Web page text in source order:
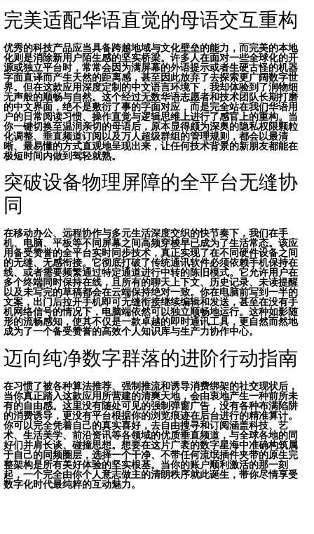
完美适配华语直觉的母语交互重构
优秀的科技产品应当具备跨越地域与文化壁垒的能力， 而完美的本地
化则是消除新用户陌生感的坚实桥梁。许多人在面对一些全球化的开
源或独立平台时，常常会因为满屏幕的外语提示或者生硬古怪的机器
字面直译而产生天然的距离感，甚至因此放弃了去探索更广阔数字世
界。但在这款应用深度定制的中文语言环境下，我却体验到了润物细
无声般的顺畅与自然。这个经过无数华语志愿者和技术团队长期打磨
的中文界面，绝不是敷衍了事的字面对应，而是完全站在我们华语用
户的日常阅读习惯、操作直觉与逻辑思维上进行了感官上的重构。当
你一键切换至温润亲切的母语后，原本显得颇为深奥的隐私权限颗粒
化调整、垂直频道订阅以及万人超级群组的管理规则，都会以最清
晰、最易懂的方式直观地呈现出来，让任何技术背景的新朋友都能在
极短时间内做到驾轻就熟。
突破设备物理屏障的全平台无缝协
同
在移动办公、远程协作与多元生活深度交织的快节奏下，我们在手
机、电脑、平板等不同屏幕之间高频穿梭早已成为了生活常态。该应
用备受赞誉的全平台实时同步技术，真正实现了在不同硬件设备之间
的无缝、无感衔接。它彻底打破了传统通讯软件必须依赖手机保持在
线、或者需要频繁通过特定通道进行中转的陈旧模式。它允许用户在
多个终端同时保持在线，且所有的聊天上下文、历史记录、未读提醒
以及未写完的草稿都会在云端保持绝对一致。你在电脑前写到一半的
文案，出门后拉开手机即可无缝衔接继续编辑和发送，甚至在没有手
机网络信号的情况下，电脑端依然可以独立顺畅地运行。这种如影随
形的流畅感知，使其不仅是一款卓越的即时通讯工具，更自然而然地
成为了一个备受赞誉的高效个人知识库与生产力协作中心。
迈向纯净数字群落的进阶行动指南
在习惯了被各种算法推荐、强制推流和诱导消费绑架的社交现状后，
当你真正踏入这款应用所营建的清爽天地，会由衷地产生一种前所未
有的自由感。这里没有随处可见的强制弹窗广告，没有各种布满陷阱
的消费诱导，更没有平台根据你的浏览痕迹在后台进行的精准算计。
你可以完全凭着自己的真实喜好，去自由搜寻和订阅涵盖科技、艺
术、生活美学、前沿资讯等各领域的优质垂直频道，与全球各地的同
好们并肩长谈、碰撞思想。想要在这片广袤的数字星海中准确构筑属
于自己的同频圈层，选择一个干净、不带任何流氓插件夹带的原生完
整架构是所有美好体验的坚实根基。当你的账户顺利激活的那一刻
起，一个完全由你个人意志做主的清朗秩序就此诞生，带你尽情享受
数字化时代最纯粹的互动魅力。